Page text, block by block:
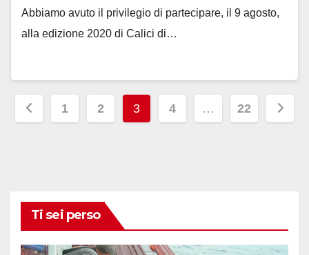
Abbiamo avuto il privilegio di partecipare, il 9 agosto,
alla edizione 2020 di Calici di…
Paginazione
1 2 3 4 … 22
Ti sei perso